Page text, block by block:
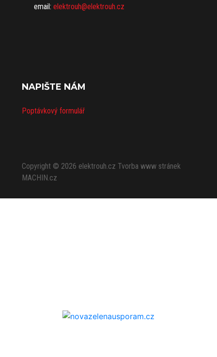
email: elektrouh@elektrouh.cz
NAPIŠTE NÁM
Poptávkový formulář
Copyright © 2026 elektrouh.cz Tvorba www stránek
MACHIN.cz